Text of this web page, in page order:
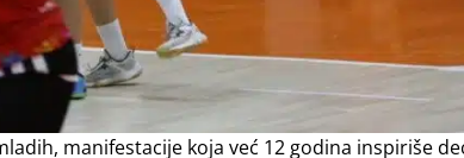
manifestacije koja već 12 godina inspiriše